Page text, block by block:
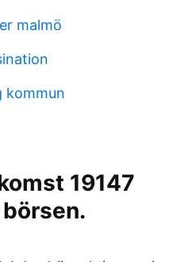
malmö
kommun
19147
börsen.